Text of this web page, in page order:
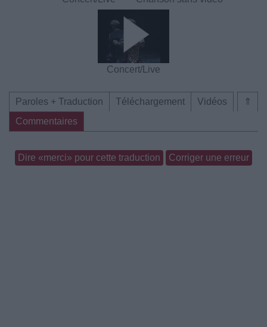
Concert/Live
⇑
Paroles + Traduction Téléchargement
Vidéos
Commentaires
Dire «merci» pour cette traduction Corriger une erreur